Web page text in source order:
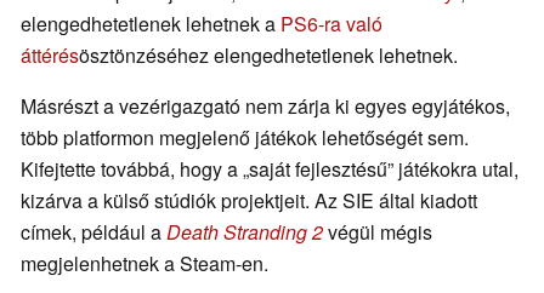
elengedhetetlenek lehetnek a PS6-ra való
áttérésösztönzéséhez elengedhetetlenek lehetnek.
Másrészt a vezérigazgató nem zárja ki egyes egyjátékos,
több platformon megjelenő játékok lehetőségét sem.
Kifejtette továbbá, hogy a „saját fejlesztésű” játékokra utal,
kizárva a külső stúdiók projektjeit. Az SIE által kiadott
címek, például aDeath Stranding 2végül mégis
megjelenhetnek a Steam-en.